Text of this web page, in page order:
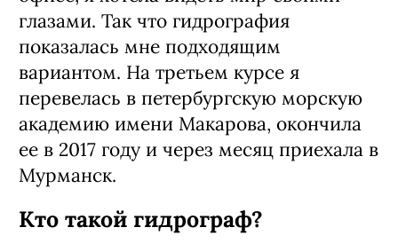
глазами. Так что гидрография
показалась мне подходящим
вариантом. На третьем курсе я
перевелась в петербургскую морскую
академию имени Макарова, окончила
ее в 2017 году и через месяц приехала в
Мурманск.
Кто такой гидрограф?